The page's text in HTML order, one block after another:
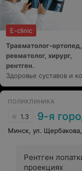
E-clinic
Травматолог-ортопед,
ревматолог, хирург,
рентген.
Здоровье суставов и
ПОЛИКЛИНИКА
1.3 9-я
Минск, ул. Щербакова,
Рентген
проекциях